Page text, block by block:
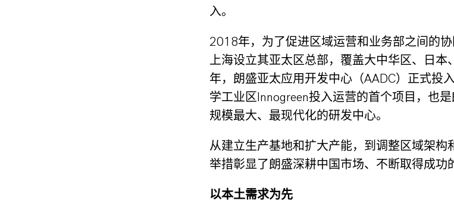
入。
2018年，为了促进区域运营和业务部之间的
上海设立其亚太区总部，覆盖大中华区、日本
年，朗盛亚太应用开发中心（AADC）正式投
学工业区Innogreen投入运营的首个项目，也
规模最大、最现代化的研发中心。
从建立生产基地和扩大产能，到调整区域架构
举措彰显了朗盛深耕中国市场、不断取得成功
以本土需求为先